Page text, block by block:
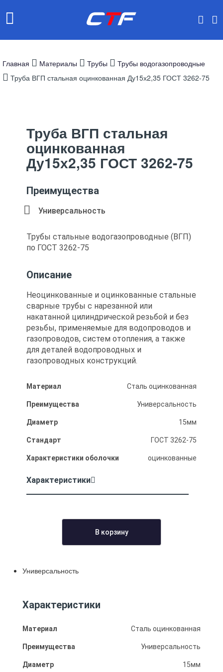
Главная Материалы Трубы
Трубы водогазопроводные
Труба ВГП стальная оцинкованная Ду15х2,35 ГОСТ 3262-75
Труба ВГП стальная
оцинкованная
Ду15х2,35 ГОСТ 3262-75
Преимущества
Универсальность
Трубы стальные водогазопроводные (ВГП)
по ГОСТ 3262-75
Описание
Неоцинкованные и оцинкованные стальные
сварные трубы с нарезанной или
накатанной цилиндрической резьбой и без
резьбы, применяемые для водопроводов и
газопроводов, систем отопления, а также
для деталей водопроводных и
газопроводных конструкций.
Материал Сталь оцинкованная
Преимущества Универсальность
Диаметр 15мм
Стандарт ГОСТ 3262-75
Характеристики оболочки оцинкованные
Характеристики
В корзину
Универсальность
Характеристики
Материал Сталь оцинкованная
Преимущества Универсальность
Диаметр 15мм